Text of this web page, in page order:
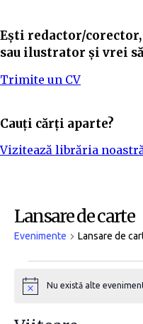
Ești redactor/
sau ilustrator și vrei
Trimite un CV
Cauți cărți aparte?
Vizitează librăria
Lansare de carte
Evenimente Lansare de
N
Nu există alte